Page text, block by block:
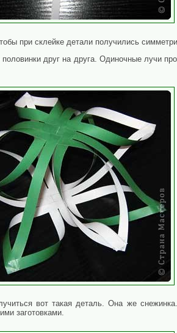
при склейке детали получились
друг на друга. Одиночные лучи
вот такая деталь. Она же
заготовками.